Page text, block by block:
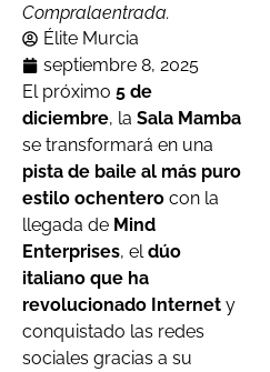
Compralaentrada.
Élite Murcia
septiembre 8, 2025
El próximo 5 de
diciembre, la Sala Mamba
se transformará en una
pista de baile al más puro
estilo ochentero con la
llegada de Mind
Enterprises, eldúo
italiano que ha
revolucionado Internet y
conquistado las redes
sociales gracias a su